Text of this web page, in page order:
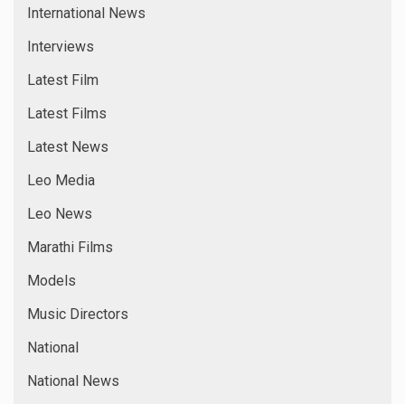
International News
Interviews
Latest Film
Latest Films
Latest News
Leo Media
Leo News
Marathi Films
Models
Music Directors
National
National News